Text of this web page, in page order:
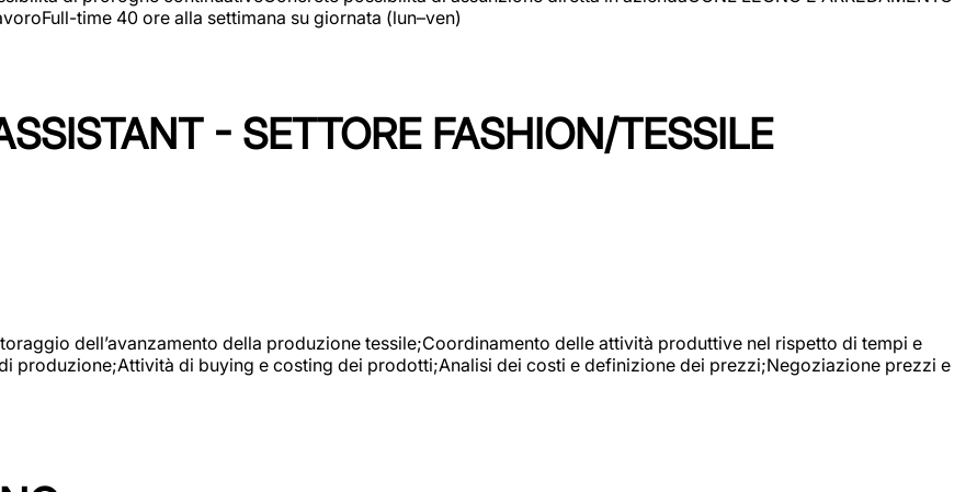
time 40 ore alla settimana su giornata (lun–ven)
- SETTORE FASHION/TESSILE
dell’avanzamento della produzione tessile;Coordinamento delle attività produttive nel rispetto di tempi e
produzione;Attività di buying e costing dei prodotti;Analisi dei costi e definizione dei prezzi;Negoziazione prezzi e